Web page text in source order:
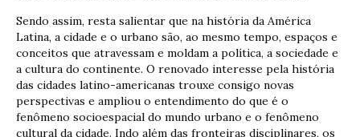
Sendo assim, resta salientar que na história da América
Latina, a cidade e o urbano são, ao mesmo tempo, espaços e
conceitos que atravessam e moldam a política, a sociedade e
a cultura do continente. O renovado interesse pela história
das cidades latino-americanas trouxe consigo novas
perspectivas e ampliou o entendimento do que é o
fenômeno socioespacial do mundo urbano e o fenômeno
cultural da cidade. Indo além das fronteiras disciplinares, os